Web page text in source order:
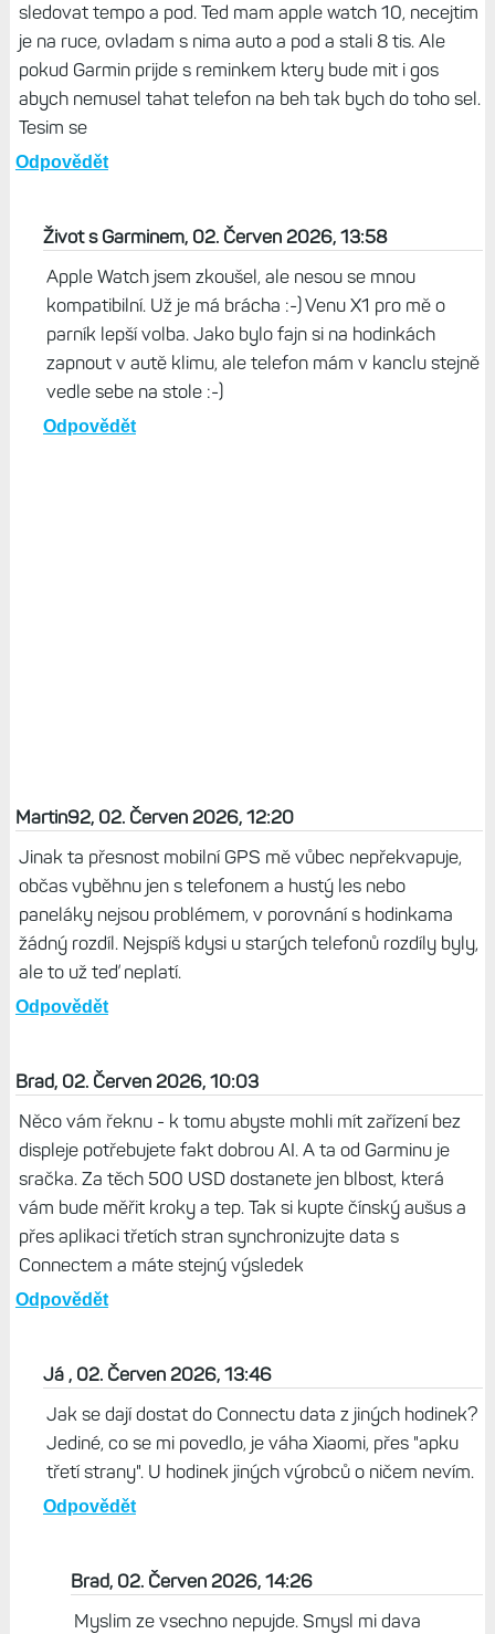
sledovat tempo a pod. Ted mam apple watch 10, necejtim
je na ruce, ovladam s nima auto a pod a stali 8 tis. Ale
pokud Garmin prijde s reminkem ktery bude mit i gos
abych nemusel tahat telefon na beh tak bych do toho sel.
Tesim se
Odpovědět
Život s Garminem, 02. Červen 2026, 13:58
Apple Watch jsem zkoušel, ale nesou se mnou
kompatibilní. Už je má brácha :-) Venu X1 pro mě o
parník lepší volba. Jako bylo fajn si na hodinkách
zapnout v autě klimu, ale telefon mám v kanclu stejně
vedle sebe na stole :-)
Odpovědět
Martin92, 02. Červen 2026, 12:20
Jinak ta přesnost mobilní GPS mě vůbec nepřekvapuje,
občas vyběhnu jen s telefonem a hustý les nebo
paneláky nejsou problémem, v porovnání s hodinkama
žádný rozdíl. Nejspíš kdysi u starých telefonů rozdíly byly,
ale to už teď neplatí.
Odpovědět
Brad, 02. Červen 2026, 10:03
Něco vám řeknu - k tomu abyste mohli mít zařízení bez
displeje potřebujete fakt dobrou AI. A ta od Garminu je
sračka. Za těch 500 USD dostanete jen blbost, která
vám bude měřit kroky a tep. Tak si kupte čínský aušus a
přes aplikaci třetích stran synchronizujte data s
Connectem a máte stejný výsledek
Odpovědět
Já , 02. Červen 2026, 13:46
Jak se dají dostat do Connectu data z jiných hodinek?
Jediné, co se mi povedlo, je váha Xiaomi, přes "apku
třetí strany". U hodinek jiných výrobců o ničem nevím.
Odpovědět
Brad, 02. Červen 2026, 14:26
Myslim ze vsechno nepujde. Smysl mi dava